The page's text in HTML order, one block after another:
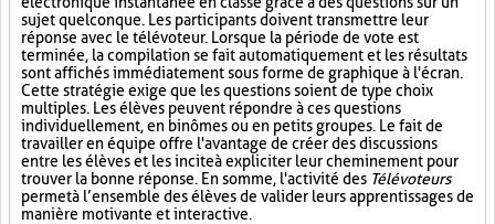
sujet quelconque. Les participants doivent transmettre leur
réponse avec le télévoteur. Lorsque la période de vote est
terminée, la compilation se fait automatiquement et les résultats
sont affichés immédiatement sous forme de graphique à l'écran.
Cette stratégie exige que les questions soient de type choix
multiples. Les élèves peuvent répondre à ces questions
individuellement, en binômes ou en petits groupes. Le fait de
travailler en équipe offre l'avantage de créer des discussions
entre les élèves et les incite à expliciter leur cheminement pour
trouver la bonne réponse. En somme, l'activité des Télévoteurs
permet à l’ensemble des élèves de valider leurs apprentissages de
manière motivante et interactive.